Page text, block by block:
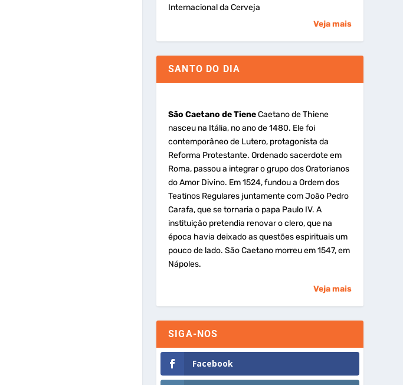
Internacional da Cerveja
Veja mais
SANTO DO DIA
São Caetano de TieneCaetano de Thiene
nasceu na Itália, no ano de 1480. Ele foi
contemporâneo de Lutero, protagonista da
Reforma Protestante. Ordenado sacerdote em
Roma, passou a integrar o grupo dos Oratorianos
do Amor Divino. Em 1524, fundou a Ordem dos
Teatinos Regulares juntamente com João Pedro
Carafa, que se tornaria o papa Paulo IV. A
instituição pretendia renovar o clero, que na
época havia deixado as questões espirituais um
pouco de lado. São Caetano morreu em 1547, em
Nápoles.
Veja mais
SIGA-NOS
Facebook